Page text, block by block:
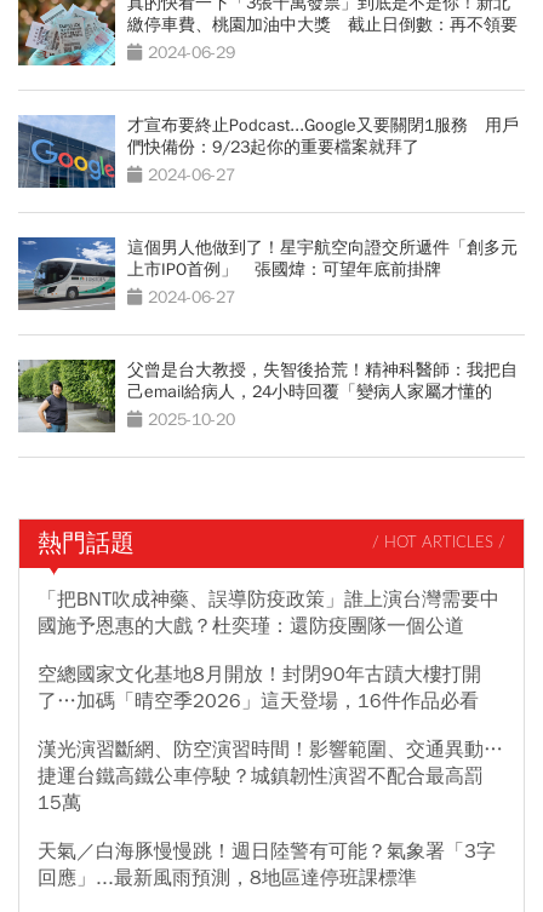
繳停車費、桃園加油中大獎 截止日倒數：再不領要
充公了
2024-06-29
才宣布要終止Podcast...Google又要關閉1服務 用戶
們快備份：9/23起你的重要檔案就拜了
2024-06-27
這個男人他做到了！星宇航空向證交所遞件「創多元
上市IPO首例」 張國煒：可望年底前掛牌
2024-06-27
父曾是台大教授，失智後拾荒！精神科醫師：我把自
己email給病人，24小時回覆「變病人家屬才懂的
事」2025-10-20
熱門話題 / HOT ARTICLES /
「把BNT吹成神藥、誤導防疫政策」誰上演台灣需要中
國施予恩惠的大戲？杜奕瑾：還防疫團隊一個公道
空總國家文化基地8月開放！封閉90年古蹟大樓打開
了…加碼「晴空季2026」這天登場，16件作品必看
漢光演習斷網、防空演習時間！影響範圍、交通異動…
捷運台鐵高鐵公車停駛？城鎮韌性演習不配合最高罰
15萬
天氣／白海豚慢慢跳！週日陸警有可能？氣象署「3字
回應」...最新風雨預測，8地區達停班課標準